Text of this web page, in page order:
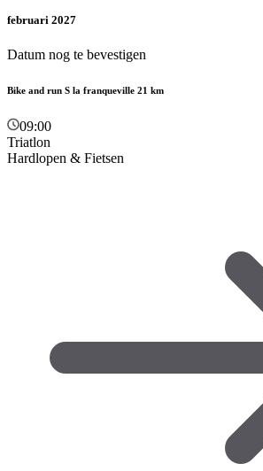
februari 2027
Datum nog te bevestigen
Bike and run S la franqueville 21 km
09:00
Triatlon
Hardlopen & Fietsen